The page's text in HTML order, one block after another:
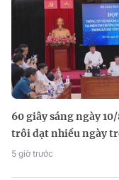
60 giây sáng ngày
trôi dạt nhiều ngày
5 giờ trước